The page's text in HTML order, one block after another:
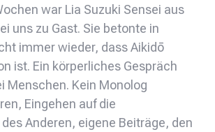
war Lia Suzuki Sensei aus
uns zu Gast. Sie betonte in
immer wieder, dass Aikidō
ist. Ein körperliches Gespräch
Menschen. Kein Monolog
Eingehen auf die
Anderen, eigene Beiträge, den